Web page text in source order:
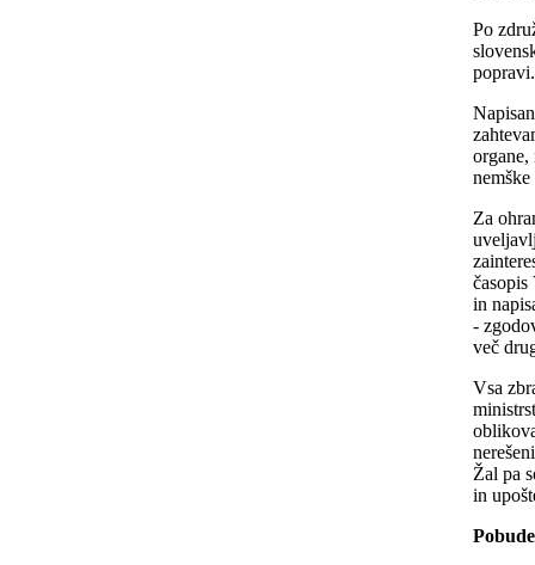
Po
popravi.
organe,
Za
in
-
več
Vsa
Žal pa
in